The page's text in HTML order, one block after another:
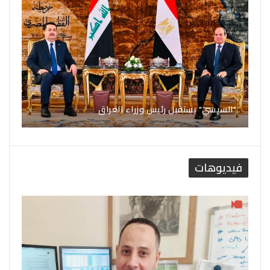
"السيسي" يستقبل رئيس وزراء العراق
فيديوهات